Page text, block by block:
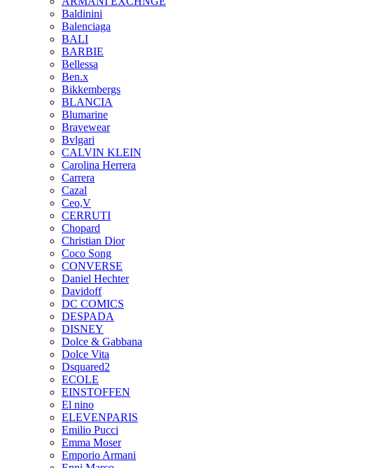
Baldinini
Balenciaga
BALI
BARBIE
Bellessa
Ben.x
Bikkembergs
BLANCIA
Blumarine
Bravewear
Bvlgari
CALVIN KLEIN
Carolina Herrera
Carrera
Cazal
Ceo,V
CERRUTI
Chopard
Christian Dior
Coco Song
CONVERSE
Daniel Hechter
Davidoff
DC COMICS
DESPADA
DISNEY
Dolce & Gabbana
Dolce Vita
Dsquared2
ECOLE
EINSTOFFEN
El nino
ELEVENPARIS
Emilio Pucci
Emma Moser
Emporio Armani